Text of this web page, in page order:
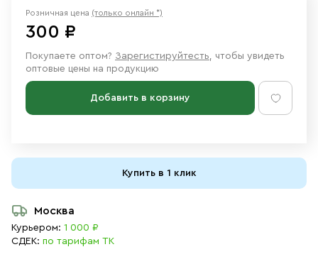
Розничная цена (только онлайн *)
300 ₽
Покупаете оптом? Зарегистируйтесть, чтобы увидеть
оптовые цены на продукцию
Добавить в корзину
Купить в 1 клик
Москва
Курьером: 1 000 ₽
СДЕК: по тарифам ТК